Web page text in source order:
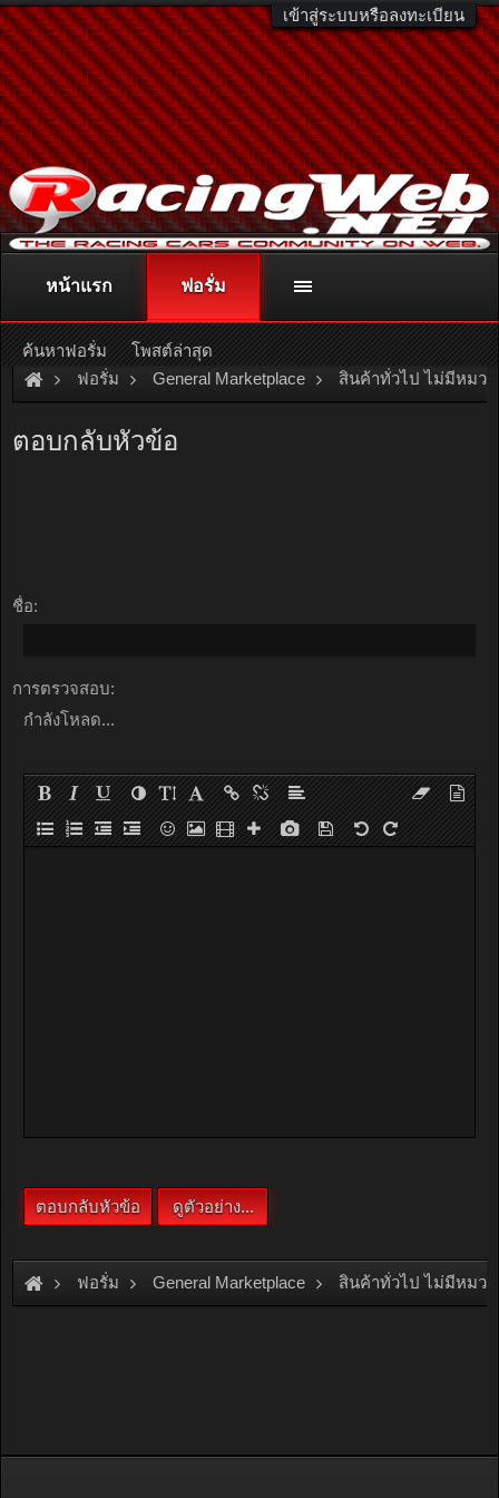
เข้าสู่ระบบหรือลงทะเบียน
ติดต่อลงโฆษณา racingweb@gmail.comหรือโทร. 081-811-1138
หรืออ่านรายละเอียดเพิ่มเติม คลิกที่นี่
ฟอรั่ม General Marketplace สินค้าทั่วไป ไม่มีหมว
ตอบกลับหัวข้อ
ชื่อ:
การตรวจสอบ:
กำลังโหลด...
ฟอรั่ม General Marketplace สินค้าทั่วไป ไม่มีหมว
หน้าแรก ฟอรั่ม
ค้นหาฟอรั่ม โพสต์ล่าสุด